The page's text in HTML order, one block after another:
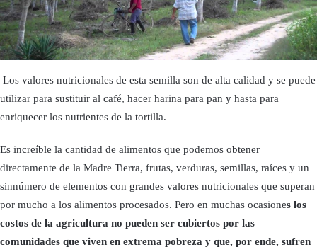
Los valores nutricionales de esta semilla son de alta calidad y se puede
utilizar para sustituir al café, hacer harina para pan y hasta para
enriquecer los nutrientes de la tortilla.
Es increíble la cantidad de alimentos que podemos obtener
directamente de la Madre Tierra, frutas, verduras, semillas, raíces y un
sinnúmero de elementos con grandes valores nutricionales que superan
por mucho a los alimentos procesados. Pero en muchas ocasiones los
costos de la agricultura no pueden ser cubiertos por las
comunidades que viven en extrema pobreza y que, por ende, sufren